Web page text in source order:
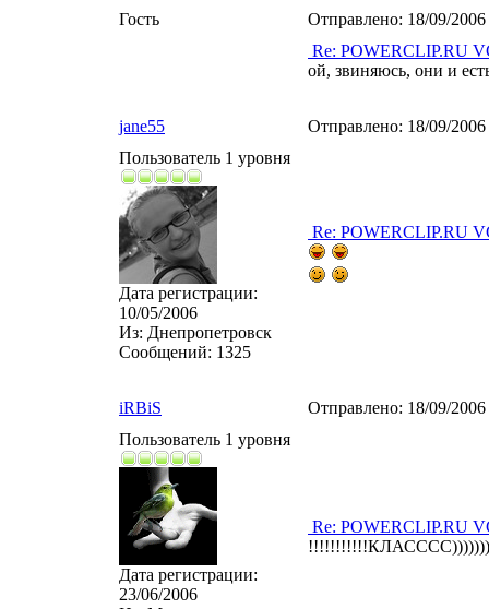
Гость Отправлено: 18/09/
Re: POWERCLIP.RU
ой, звиняюсь, они и
jane55 Отправлено: 18/09/
Пользователь 1 уровня
Дата регистрации:
10/05/2006
Из: Днепропетровск
Сообщений: 1325
Re: POWERCLIP.RU
iRBiS Отправлено: 18/09/
Пользователь 1 уровня
Дата регистрации:
23/06/2006
Re: POWERCLIP.RU